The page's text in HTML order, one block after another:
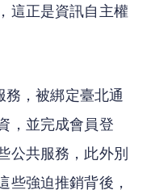
這正是資訊自主權
，被綁定臺北通
，並完成會員登
公共服務，此外別
些強迫推銷背後，